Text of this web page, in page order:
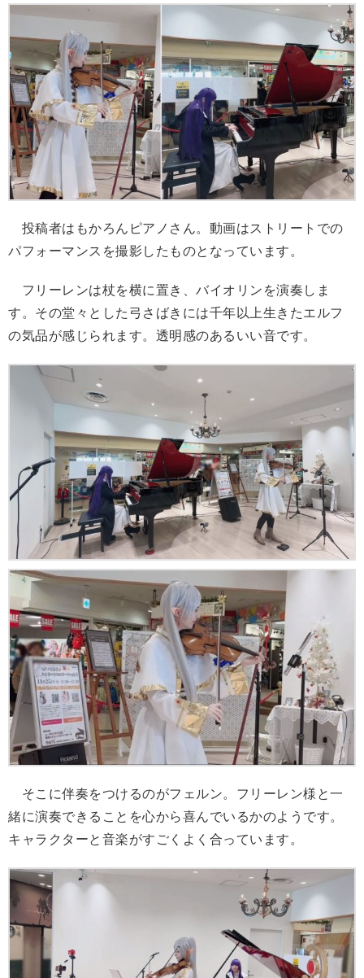
投稿者はもかろんピアノさん。動画はストリートでの
パフォーマンスを撮影したものとなっています。
フリーレンは杖を横に置き、バイオリンを演奏しま
す。その堂々とした弓さばきには千年以上生きたエルフ
の気品が感じられます。透明感のあるいい音です。
そこに伴奏をつけるのがフェルン。フリーレン様と一
緒に演奏できることを心から喜んでいるかのようです。
キャラクターと音楽がすごくよく合っています。